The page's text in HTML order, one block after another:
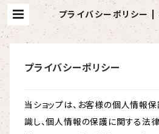
プライバシーポリシー |
インショップ
プライバシーポリシー
当ショップは、お客様の個人情報
識し、個人情報の保護に関する法